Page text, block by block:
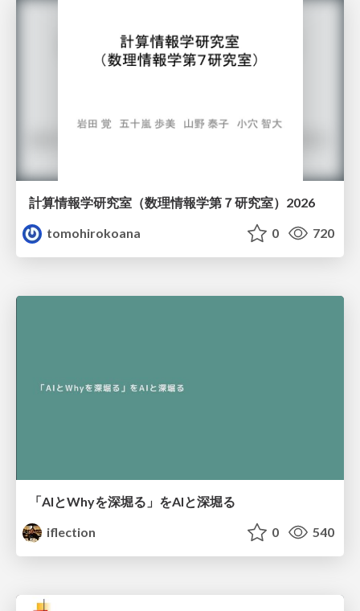
計算情報学研究室 （数理情報学第７研究室）2026
tomohirokoana
0 720
「AIとWhyを深堀る」をAIと深堀る
iflection
0 540